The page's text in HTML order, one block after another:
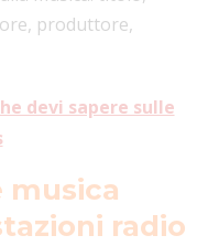
produttore,
devi sapere sulle
musica
radio